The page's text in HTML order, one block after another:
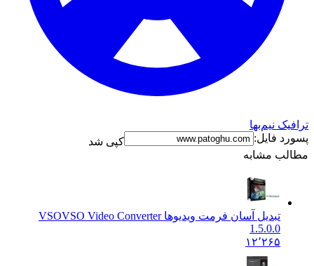
نیم‌بها
فایل:
کپی شد
مشابه
تبدیل آسان فرمت ویدیوها VSOVSO Video Converter
۱۲٬۲۶۵